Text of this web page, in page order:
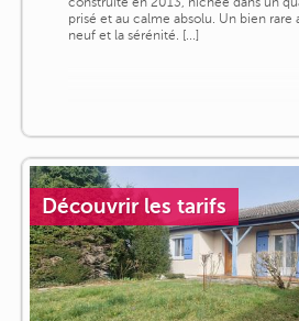
prisé et au calme absolu. Un bien
neuf et la sérénité. [...]
Découvrir les tarifs